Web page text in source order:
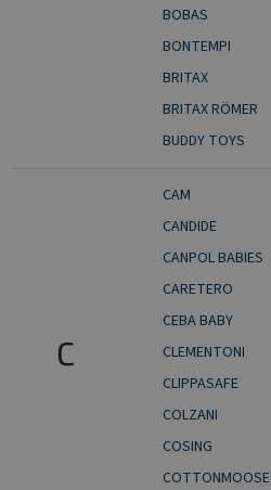
BOBAS
BONTEMPI
BRITAX
BRITAX RÖMER
BUDDY TOYS
C
CAM
CANDIDE
CANPOL BABIES
CARETERO
CEBA BABY
CLEMENTONI
CLIPPASAFE
COLZANI
COSING
COTTONMOOSE